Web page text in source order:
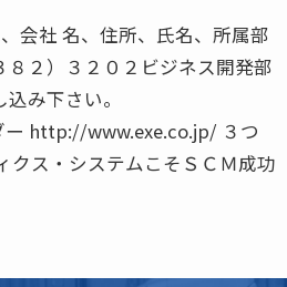
会社 名、住所、氏名、所属部
２）３２０２ビジネス開発部
み下さい。
ー http://www.exe.co.jp/ ３つ
クス・システムこそＳＣＭ成功